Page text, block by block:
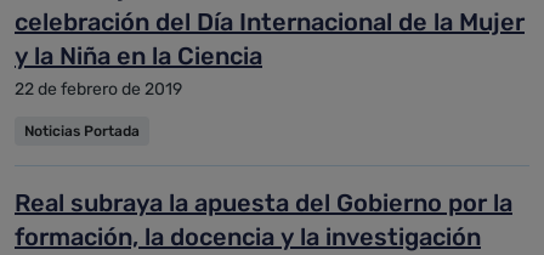
celebración del Día Internacional de la Mujer
y la Niña en la Ciencia
22 de febrero de 2019
Noticias Portada
Real subraya la apuesta del Gobierno por la
formación, la docencia y la investigación